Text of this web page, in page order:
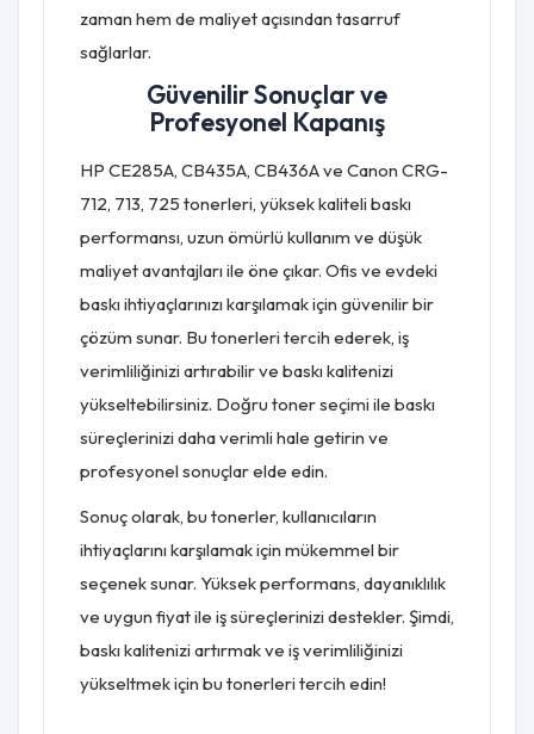
zaman hem de maliyet açısından tasarruf
sağlarlar.
Güvenilir Sonuçlar ve
Profesyonel Kapanış
HP CE285A, CB435A, CB436A ve Canon CRG-
712, 713, 725 tonerleri, yüksek kaliteli baskı
performansı, uzun ömürlü kullanım ve düşük
maliyet avantajları ile öne çıkar. Ofis ve evdeki
baskı ihtiyaçlarınızı karşılamak için güvenilir bir
çözüm sunar. Bu tonerleri tercih ederek, iş
verimliliğinizi artırabilir ve baskı kalitenizi
yükseltebilirsiniz. Doğru toner seçimi ile baskı
süreçlerinizi daha verimli hale getirin ve
profesyonel sonuçlar elde edin.
Sonuç olarak, bu tonerler, kullanıcıların
ihtiyaçlarını karşılamak için mükemmel bir
seçenek sunar. Yüksek performans, dayanıklılık
ve uygun fiyat ile iş süreçlerinizi destekler. Şimdi,
baskı kalitenizi artırmak ve iş verimliliğinizi
yükseltmek için bu tonerleri tercih edin!